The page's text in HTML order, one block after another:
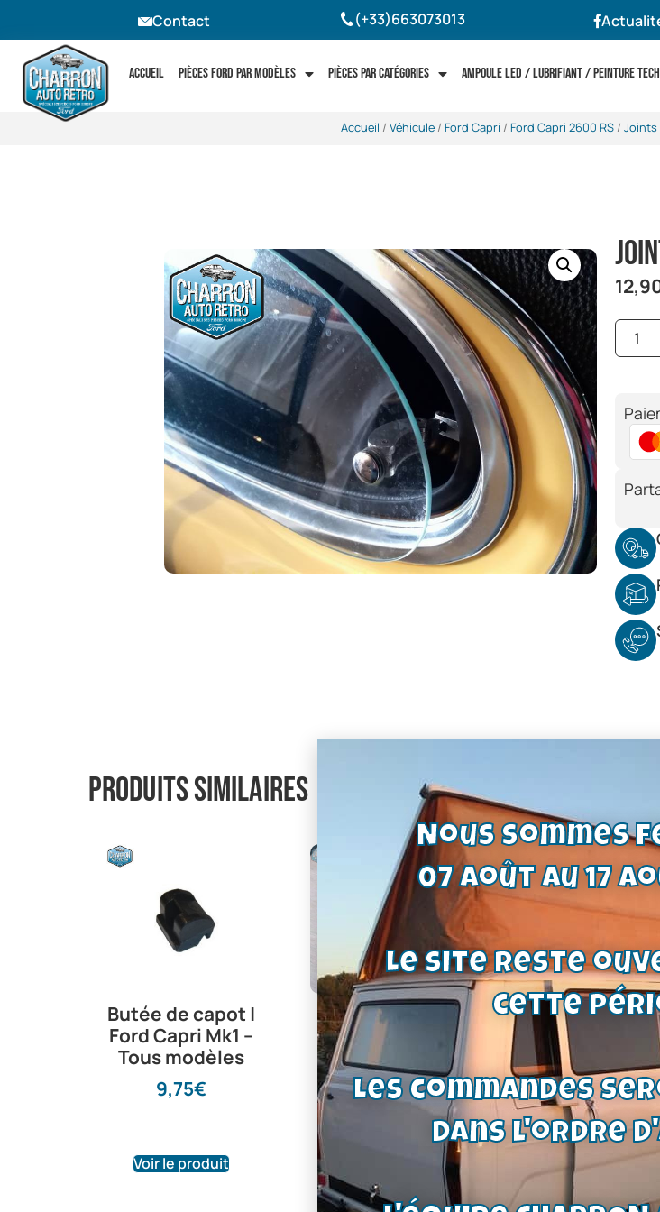
Contact (+33)663073013
Accueil Pièces Ford par modèles Pièces par catégories Ampoule LED / Lubrifiant / Peinture
Accueil / Véhicule/ Ford Capri / Ford Capri 2600 RS/ Joints
Produits similaires
Butée de capot |
Ford Capri Mk1 –
Tous modèles
9,75€
Voir le produit
joint de coffre
taunus TC,
escort mk1/2,
granada -ref :
430
joints feux
arriere ford
escort mk1
38,25€
Voir le produit
Nous sommes
07 août au 17
Le site reste
cette
Les commandes
dans l'ordre